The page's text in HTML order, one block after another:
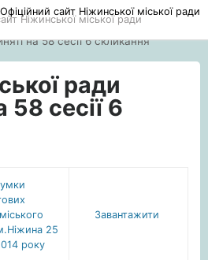
Ніжинської міської ради
на 58 сесії 6 скликання
ради
58 сесії 6
25
року
Завантажити